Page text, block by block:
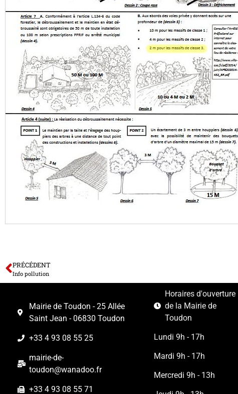
PRÉCÉDENT
Info pollution
Mairie de Toudon - 25 Allée
Saint Jean - 06830 Toudon
+33 4 93 08 55 25
mairie-de-
toudon@wanadoo.fr
+33 4 93 08 55 71
Horaires d'ouverture
de la Mairie de
Toudon
Lundi 9h - 17h
Mardi 9h - 17h
Mercredi 9h - 13h